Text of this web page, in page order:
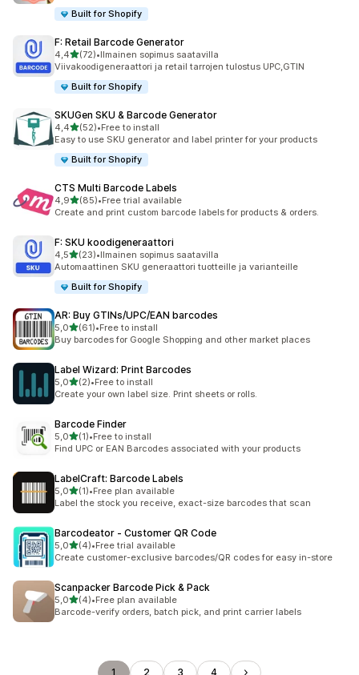
Built for Shopify
F: Retail Barcode Generator
4,4/ 5 tähteä
(72)
72 arvostelua yhteensä
•Ilmainen sopimus saatavilla
Viivakoodigeneraattori ja retail tarrojen tulostus UPC,GTIN
Built for Shopify
SKUGen SKU & Barcode Generator
4,4/ 5 tähteä
(52)
52 arvostelua yhteensä
•Free to install
Easy to use SKU generator and label printer for your products
Built for Shopify
CTS Multi Barcode Labels
4,9/ 5 tähteä
(85)
85 arvostelua yhteensä
•Free trial available
Create and print custom barcode labels for products & orders.
F: SKU koodigeneraattori
4,5/ 5 tähteä
(23)
23 arvostelua yhteensä
•Ilmainen sopimus saatavilla
Automaattinen SKU generaattori tuotteille ja varianteille
Built for Shopify
AR: Buy GTINs/UPC/EAN barcodes
5,0/ 5 tähteä
(61)
61 arvostelua yhteensä
•Free to install
Buy barcodes for Google Shopping and other market places
Label Wizard: Print Barcodes
5,0/ 5 tähteä
(2)
2 arvostelua yhteensä
•Free to install
Create your own label size. Print sheets or rolls.
Barcode Finder
5,0/ 5 tähteä
(1)
1 arvostelua yhteensä
•Free to install
Find UPC or EAN Barcodes associated with your products
LabelCraft: Barcode Labels
5,0/ 5 tähteä
(1)
1 arvostelua yhteensä
•Free plan available
Label the stock you receive, exact-size barcodes that scan
Barcodeator ‑ Customer QR Code
5,0/ 5 tähteä
(4)
4 arvostelua yhteensä
•Free trial available
Create customer-exclusive barcodes/QR codes for easy in-store
Scanpacker Barcode Pick & Pack
5,0/ 5 tähteä
(4)
4 arvostelua yhteensä
•Free plan available
Barcode-verify orders, batch pick, and print carrier labels
1 2 3 4